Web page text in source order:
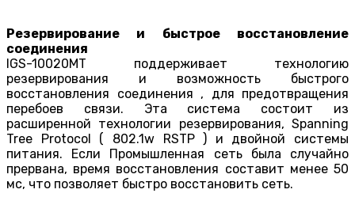
Резервирование и быстрое восстановление
соединения
IGS-10020МT поддерживает технологию
резервирования и возможность быстрого
восстановления соединения , для предотвращения
перебоев связи. Эта система состоит из
расширенной технологии резервирования, Spanning
Tree Protocol ( 802.1w RSTP ) и двойной системы
питания. Если Промышленная сеть была случайно
прервана, время восстановления составит менее 50
мс, что позволяет быстро восстановить сеть.